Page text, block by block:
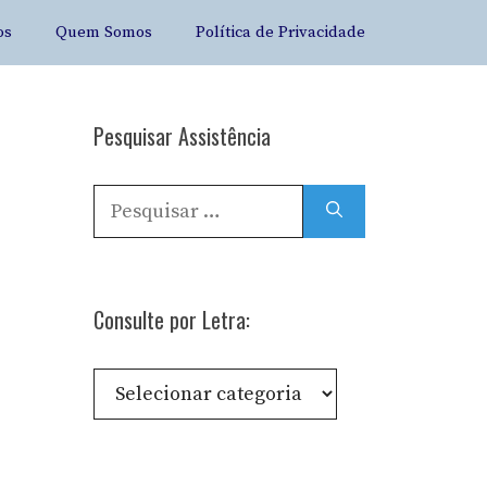
Quem Somos Política de Privacidade
Pesquisar Assistência
Pesquisar
por:
Consulte por Letra:
Consulte